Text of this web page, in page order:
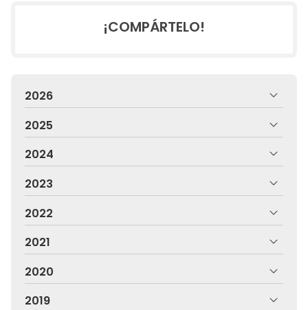
¡COMPÁRTELO!
2026
2025
2024
2023
2022
2021
2020
2019